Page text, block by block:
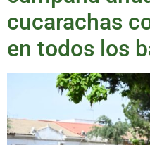
cucarachas
en todos los